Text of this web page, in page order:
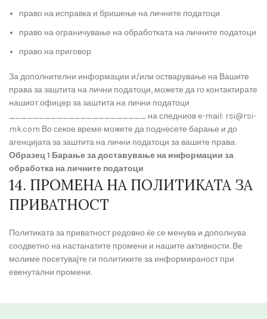
право на исправка и бришење на личните податоци
право на ограничување на обработката на личните податоци
право на приговор
За дополнителни информации и/или остварување на Вашите
права за заштита на лични податоци, можете да го контактирате
нашиот офицер за заштита на лични податоци
_______________________ на следниов e-mail: rsi@rsi-
mk.com Во секое време можете да поднесете барање и до
агенцијата за заштита на лични податоци за вашите права.
Образец 1 Барање за доставување на информации за
обработка на личните податоци
14. ПРОМЕНА НА ПОЛИТИКАТА ЗА
ПРИВАТНОСТ
Политиката за приватност редовно ќе се менува и дополнува
соодветно на настанатите промени и нашите активности. Ве
молиме посетувајте ги политиките за информираност при
евенутални промени.